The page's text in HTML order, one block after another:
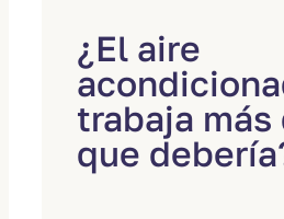
¿El aire
trabaja más
que